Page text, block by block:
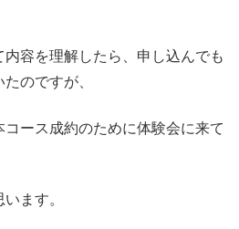
容を理解したら、申し込んでも
のですが、
ース成約のために体験会に来て
ます。